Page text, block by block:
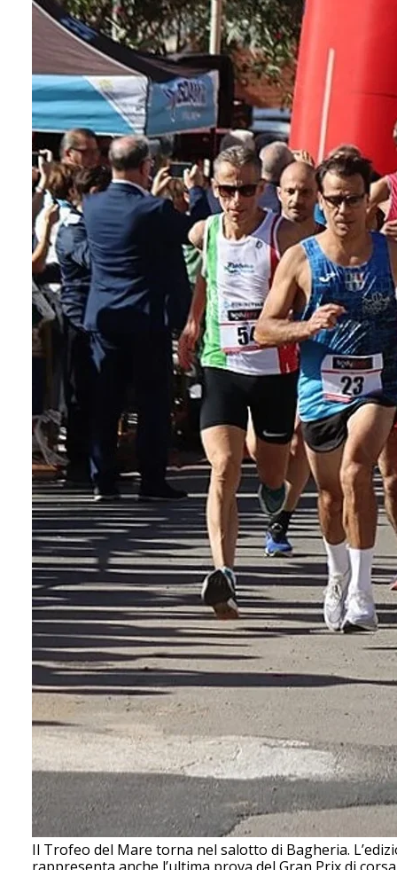
Il Trofeo del Mare torna nel salotto di Bagheria.